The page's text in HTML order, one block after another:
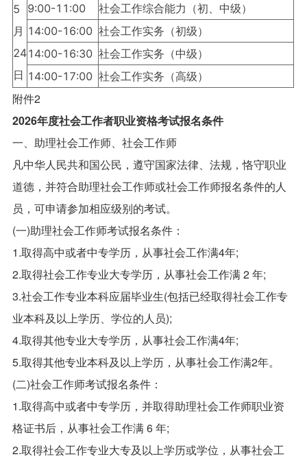
5
月
24
日
9:00-11:00
社会工作综合能力（初、中级）
14:00-16:00 社会工作实务（初级）
14:00-16:30 社会工作实务（中级）
14:00-17:00 社会工作实务（高级）
附件2
2026年度社会工作者职业资格考试报名条件
一、助理社会工作师、社会工作师
凡中华人民共和国公民，遵守国家法律、法规，恪守职业
道德，并符合助理社会工作师或社会工作师报名条件的人
员，可申请参加相应级别的考试。
(一)助理社会工作师考试报名条件：
1.取得高中或者中专学历，从事社会工作满4年;
2.取得社会工作专业大专学历，从事社会工作满 2 年;
3.社会工作专业本科应届毕业生(包括已经取得社会工作专
业本科及以上学历、学位的人员);
4.取得其他专业大专学历，从事社会工作满4年;
5.取得其他专业本科及以上学历，从事社会工作满2年。
(二)社会工作师考试报名条件：
1.取得高中或者中专学历，并取得助理社会工作师职业资
格证书后，从事社会工作满 6 年;
2.取得社会工作专业大专及以上学历或学位，从事社会工